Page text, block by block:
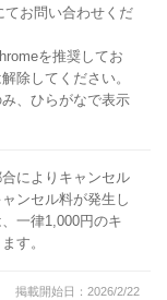
てお問い合わせくだ
を推奨してお
除してください。
、ひらがなで表示
によりキャンセル
ンセル料が発生し
一律1,000円のキ
す。
掲載開始日：2026/2/22